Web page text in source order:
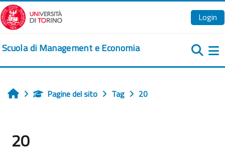
Vai al contenuto principale
Login
Scuola di Management e Economia
HomePagine del sito Tag 20
20